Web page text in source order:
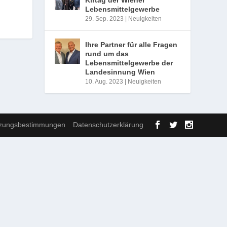
Lebensmittelgewerbe
29. Sep. 2023 Neuigkeiten
Ihre Partner für alle Fragen
rund um das
Lebensmittelgewerbe der
Landesinnung Wien
10. Aug. 2023 Neuigkeiten
Datenschutzerklärung